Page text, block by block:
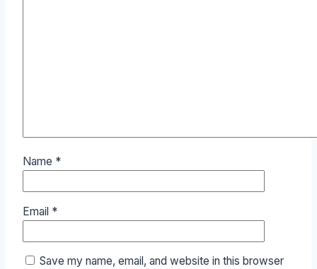
Name *
Email *
Save my name, email, and website in this browser